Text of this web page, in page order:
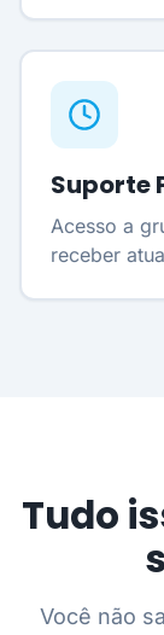
Suporte
Acesso a
receber
Tudo
Você não